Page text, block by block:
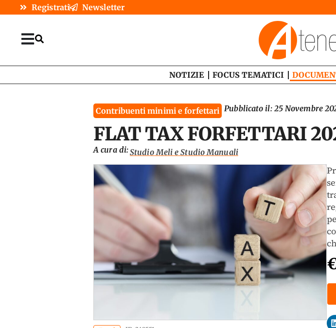
Registrati Newsletter
NOTIZIE FOCUS TEMATICI
Contribuenti minimi e forfettari Pubblicato il: 25 Novembre
FLAT TAX FORFETTARI
A cura di:Studio Meli e Studio Manuali